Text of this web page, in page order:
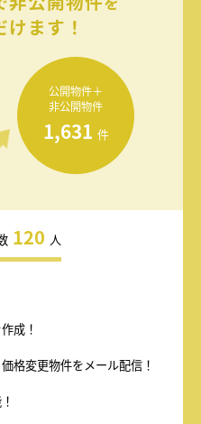
ます！
公開物件＋
非公開物件
1,631 件
120 人
成！
格変更物件をメール配信！